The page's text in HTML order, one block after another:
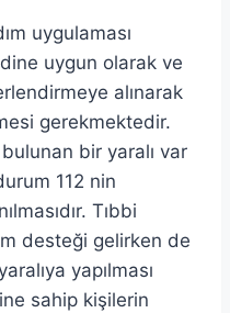
uygulaması
uygun olarak ve
alınarak
gerekmektedir.
bir yaralı var
112 nin
Tıbbi
desteği gelirken de
yapılması
sahip kişilerin